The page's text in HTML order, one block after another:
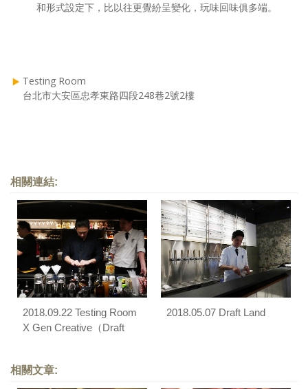
和形式設定下，比以往更覺紛呈變化，玩味回味俱多端。
Testing Room
台北市大安區忠孝東路四段248巷2號2樓
相關連結:
2018.09.22 Testing Room
X Gen Creative（Draft
2018.05.07 Draft Land
相關文章: